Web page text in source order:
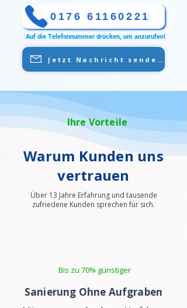
0176 61160221
Auf die Telefonnummer drücken, um anzurufen!
Jetzt Nachricht senden
Ihre Vorteile
Warum Kunden uns
vertrauen
Über 13 Jahre Erfahrung und tausende
zufriedene Kunden sprechen für sich.
Bis zu 70% günstiger
Sanierung Ohne Aufgraben